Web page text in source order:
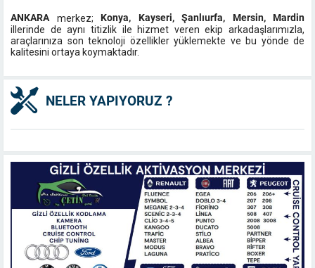
ANKARAmerkez; Konya, Kayseri, Şanlıurfa, Mersin, Mardin
illerinde de aynı titizlik ile hizmet veren ekip arkadaşlarımızla,
araçlarınıza son teknoloji özellikler yüklemekte ve bu yönde de
kalitesini ortaya koymaktadır.
NELER YAPIYORUZ ?